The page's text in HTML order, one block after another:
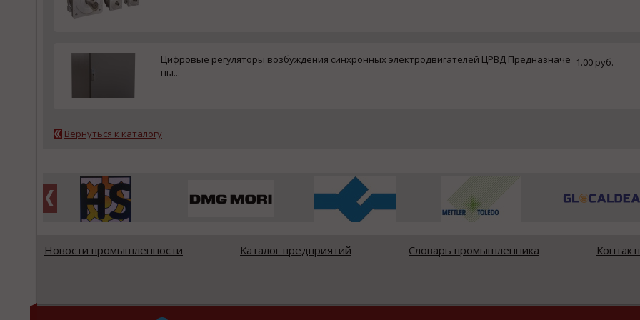
Цифровые регуляторы возбуждения синхронных электродвигателей ЦРВД Предназначе
ны...
1.00 руб.
Вернуться к каталогу
Новости промышленности Каталог предприятий Словарь промышленника